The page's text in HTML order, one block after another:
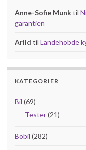
Anne-Sofie Munktil
garantien
Arild til Landehobde
KATEGORIER
Bil (69)
Tester(21)
Bobil (282)